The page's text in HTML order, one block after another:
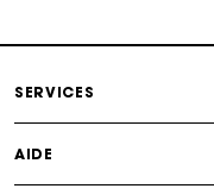
SERVICES
AIDE